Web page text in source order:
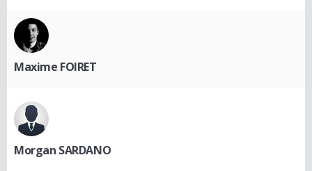
Maxime FOIRET
Morgan SARDANO